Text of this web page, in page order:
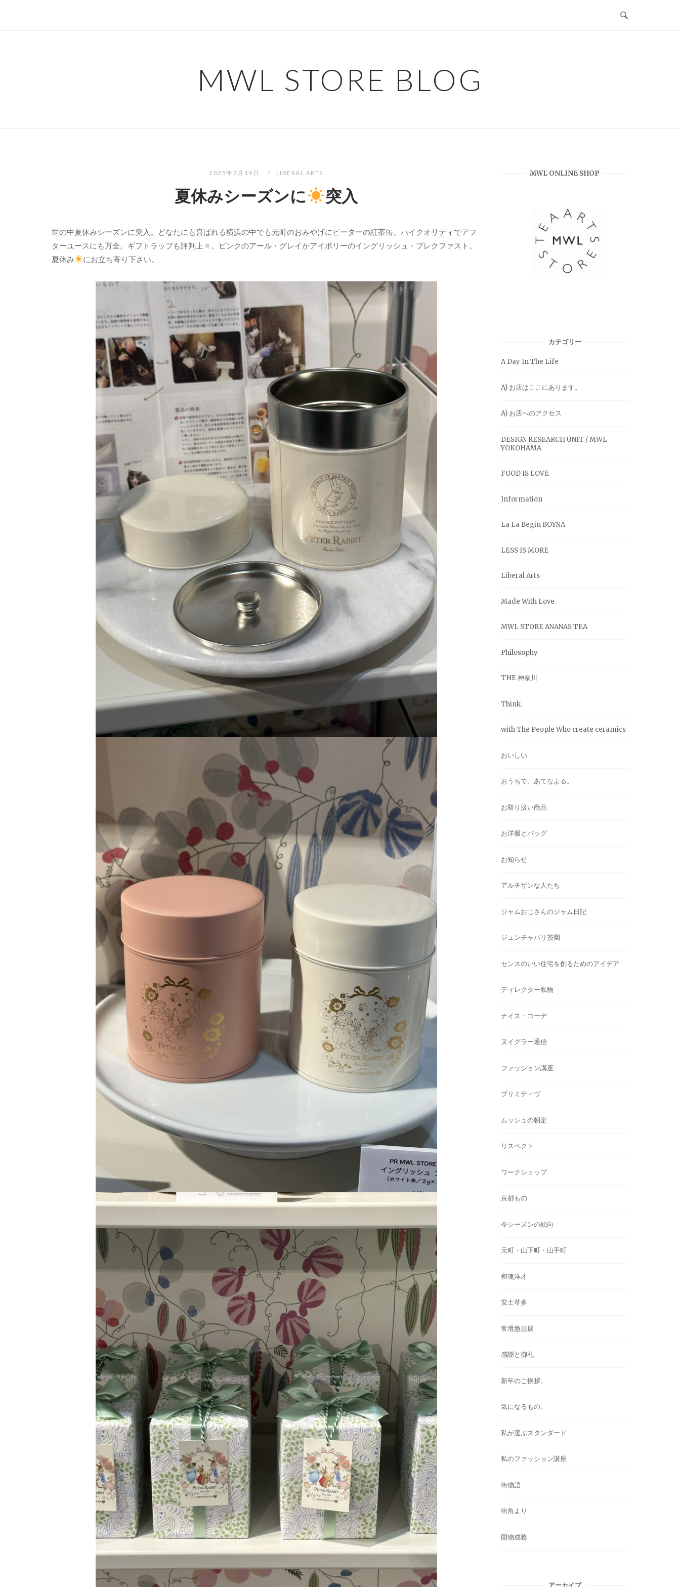
MWL STORE BLOG
2025年7月19日 LIBERAL ARTS
夏休みシーズンに 突入
世の中夏休みシーズンに突入。どなたにも喜ばれる横浜の中でも元町のおみやげにピーターの紅茶缶。ハイクオリティでアフ
ターユースにも万全。ギフトラップも評判上々。ピンクのアール・グレイかアイボリーのイングリッシュ・プレクファスト。
夏休み
にお立ち寄り下さい。
MWL ONLINE SHOP
カテゴリー
A Day In The Life
A) お店はここにあります。
A) お店へのアクセス
DESIGN RESEARCH UNIT / MWL
YOKOHAMA
FOOD IS LOVE
Information
La La Begin BOYNA
LESS IS MORE
Liberal Arts
Made With Love
MWL STORE ANANAS TEA
Philosophy
THE 神奈川
Think.
with The People Who create ceramics
おいしい
おうちで、あてなよる。
お取り扱い商品
お洋服とバッグ
お知らせ
アルチザンな人たち
ジャムおじさんのジャム日記
ジュンチャバリ茶園
センスのいい住宅を創るためのアイデア
ディレクター私物
ナイス・コーデ
ヌイグラー通信
ファッション講座
プリミティヴ
ムッシュの朝定
リスペクト
ワークショップ
京都もの
今シーズンの傾向
元町・山下町・山手町
和魂洋才
安土草多
常滑急須展
感謝と御礼
新年のご挨拶。
気になるもの。
私が選ぶスタンダード
私のファッション講座
街物語
街角より
開物成務
アーカイブ